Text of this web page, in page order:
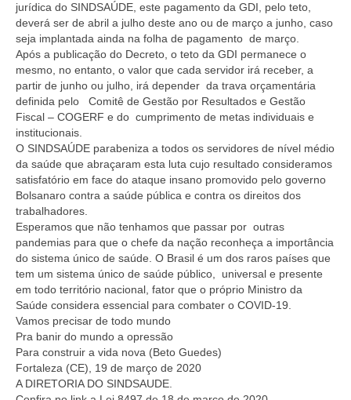
jurídica do SINDSAÚDE, este pagamento da GDI, pelo teto,
deverá ser de abril a julho deste ano ou de março a junho, caso
seja implantada ainda na folha de pagamento de março.
Após a publicação do Decreto, o teto da GDI permanece o
mesmo, no entanto, o valor que cada servidor irá receber, a
partir de junho ou julho, irá depender da trava orçamentária
definida pelo Comitê de Gestão por Resultados e Gestão
Fiscal – COGERF e do cumprimento de metas individuais e
institucionais.
O SINDSAÚDE parabeniza a todos os servidores de nível médio
da saúde que abraçaram esta luta cujo resultado consideramos
satisfatório em face do ataque insano promovido pelo governo
Bolsanaro contra a saúde pública e contra os direitos dos
trabalhadores.
Esperamos que não tenhamos que passar por outras
pandemias para que o chefe da nação reconheça a importância
do sistema único de saúde. O Brasil é um dos raros países que
tem um sistema único de saúde público, universal e presente
em todo território nacional, fator que o próprio Ministro da
Saúde considera essencial para combater o COVID-19.
Vamos precisar de todo mundo
Pra banir do mundo a opressão
Para construir a vida nova (Beto Guedes)
Fortaleza (CE), 19 de março de 2020
A DIRETORIA DO SINDSAUDE.